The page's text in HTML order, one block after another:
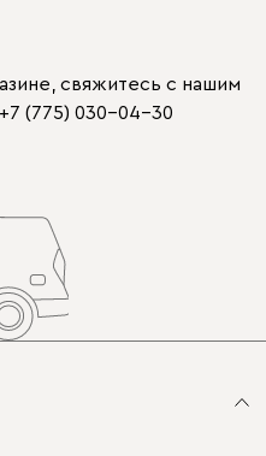
свяжитесь с нашим
+7 (775) 030-04-30